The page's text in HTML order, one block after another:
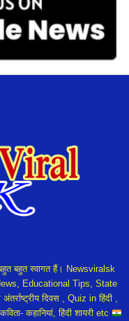
बहुत स्वागत हैं। Newsviralsk
Educational Tips, State
दिवस , Quiz in हिंदी ,
कहानियां, हिंदी शायरी etc